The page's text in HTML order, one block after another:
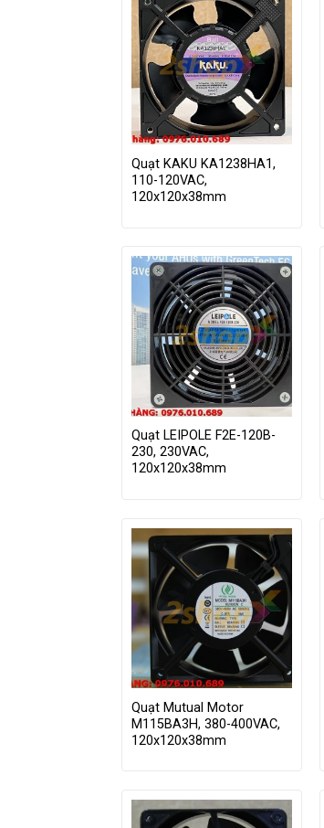
Quạt KAKU KA1238HA1,
110-120VAC,
120x120x38mm
Quạt LEIPOLE F2E-120B-
230, 230VAC,
120x120x38mm
Quạt Mutual Motor
M115BA3H, 380-400VAC,
120x120x38mm